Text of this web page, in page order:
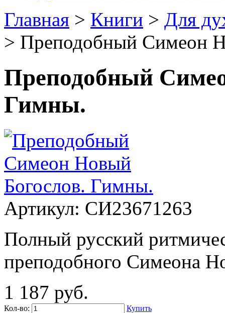
Главная > Книги > Для
> Преподобный Симеон
Преподобный
Гимны.
Артикул: СИ23671263
Полный русский
преподобного Симеона
1 187 руб.
Кол-во: Купить